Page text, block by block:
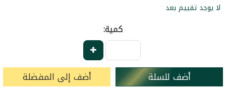
لا يوجد تقييم بعد
كمية:
أضف للسلة أضف إلى المفضلة